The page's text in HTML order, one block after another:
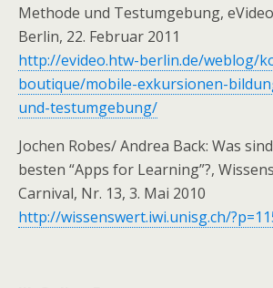
Methode und Testumgebung,
Berlin, 22. Februar 2011
http://evideo.htw-berlin.de/weblog/
boutique/mobile-exkursionen-
und-testumgebung/
Jochen Robes/ Andrea Back: Was
besten “Apps for Learning”?,
Carnival, Nr. 13, 3. Mai 2010
http://wissenswert.iwi.unisg.ch/